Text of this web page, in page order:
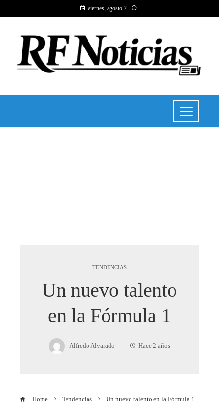
viernes, agosto 7
TENDENCIAS
Un nuevo talento
en la Fórmula 1
Alfredo Alvarado Hace 2 años
Home Tendencias Un nuevo talento en la Fórmula 1